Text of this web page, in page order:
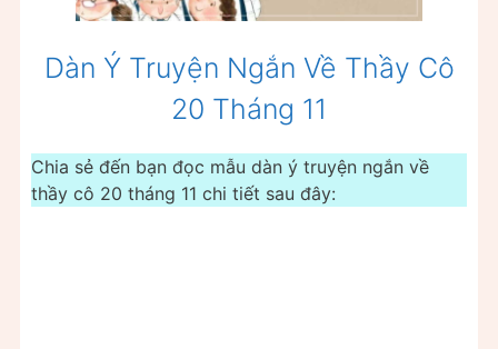
Dàn Ý Truyện Ngắn Về Thầy Cô
20 Tháng 11
Chia sẻ đến bạn đọc mẫu dàn ý truyện ngắn về
thầy cô 20 tháng 11 chi tiết sau đây: